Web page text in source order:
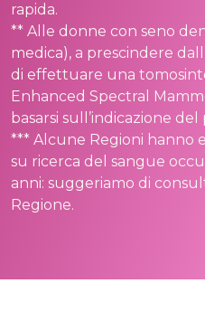
rapida.
** Alle donne con seno
medica), a prescindere
di effettuare una
Enhanced Spectral
basarsi sull’indicazione
*** Alcune Regioni hanno
su ricerca del sangue
anni: suggeriamo di
Regione.